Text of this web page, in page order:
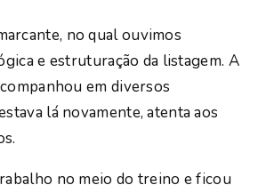
no qual ouvimos
e estruturação da listagem. A
em diversos
lá novamente, atenta aos
no meio do treino e ficou